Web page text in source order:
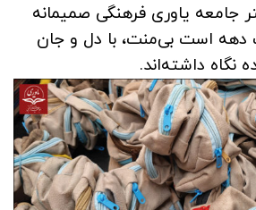
جامعه یاوری فرهنگی صمیمانه
دهه‌ است بی‌منت، با دل و جان
نگاه داشته‌اند.